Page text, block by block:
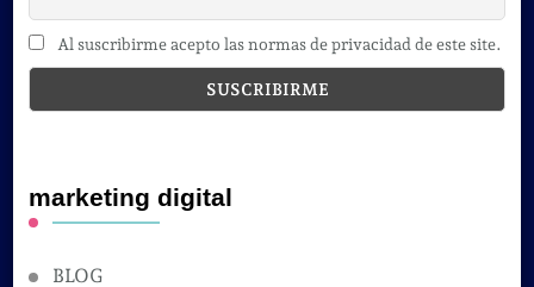
Al suscribirme acepto las normas de privacidad de este site.
marketing digital
BLOG